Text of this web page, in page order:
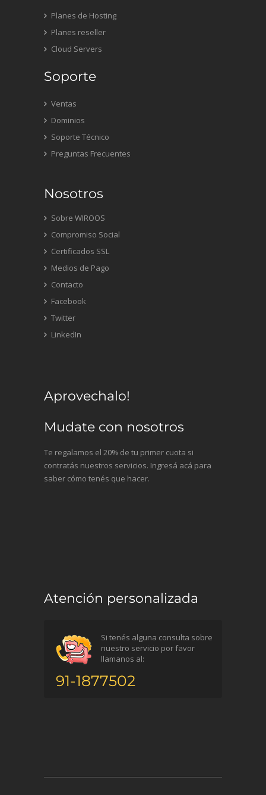
Planes de Hosting
Planes reseller
Cloud Servers
Soporte
Ventas
Dominios
Soporte Técnico
Preguntas Frecuentes
Nosotros
Sobre WIROOS
Compromiso Social
Certificados SSL
Medios de Pago
Contacto
Facebook
Twitter
LinkedIn
Aprovechalo!
Mudate con nosotros
Te regalamos el 20% de tu primer cuota si
contratás nuestros servicios. Ingresá acá para
saber cómo tenés que hacer.
Atención personalizada
Si tenés alguna consulta sobre
nuestro servicio por favor
llamanos al:
91-1877502